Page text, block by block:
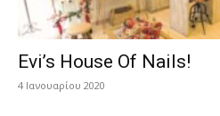
Evi’s House Of Nails!
4 Ιανουαρίου 2020